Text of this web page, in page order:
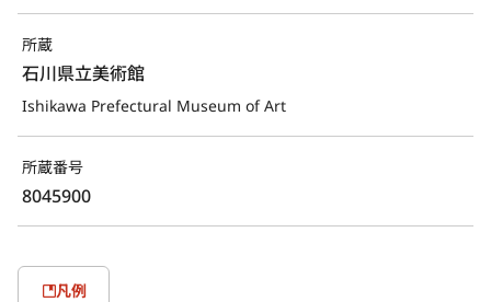
所蔵
石川県立美術館
Ishikawa Prefectural Museum of Art
所蔵番号
8045900
凡例